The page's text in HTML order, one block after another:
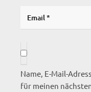
Name, E-Mail-
für meinen